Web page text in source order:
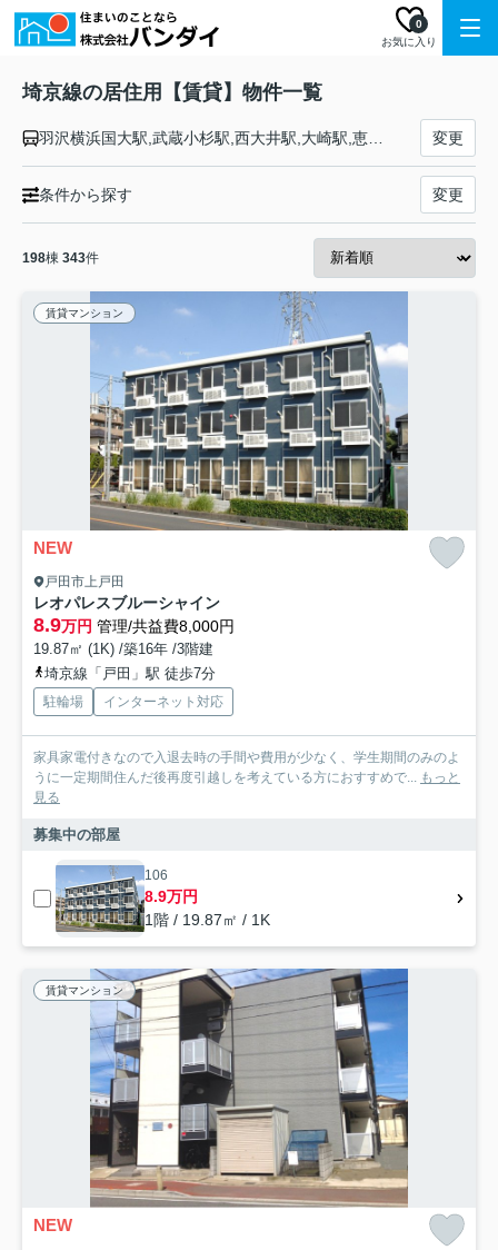
お気に入り
0
埼京線の居住用【賃貸】物件一覧
変更
条件から探す 変更
198棟 343件
賃貸マンション
NEW
戸田市上戸田
レオパレスブルーシャイン
8.9万円 管理/共益費8,000円
19.87㎡ (1K) /築16年 /3階建
埼京線「戸田」駅 徒歩7分
駐輪場 インターネット対応
家具家電付きなので入退去時の手間や費用が少なく、学生期間のみのよ
うに一定期間住んだ後再度引越しを考えている方におすすめで... もっと
見る
募集中の部屋
106
8.9万円
1階 / 19.87㎡ / 1K
賃貸マンション
NEW